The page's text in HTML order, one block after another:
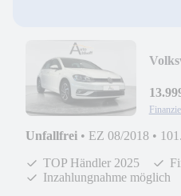
Unfallfrei • EZ 08/2018 •
TOP Händler 2025
Inzahlungnahme möglich